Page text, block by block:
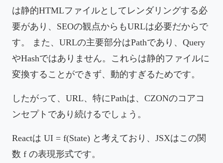
は静的HTMLファイルとしてレンダリングする必
要があり、SEOの観点からもURLは必要だからで
す。 また、URLの主要部分はPathであり、Query
やHashではありません。これらは静的ファイルに
変換することができず、動的すぎるためです。
したがって、URL、特にPathは、CZONのコアコ
ンセプトであり続けるでしょう。
Reactは UI = f(State) と考えており、JSXはこの関
数 f の表現形式です。